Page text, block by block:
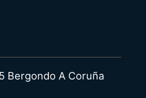
Bergondo A Coruña